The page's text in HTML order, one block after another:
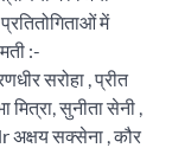
में
:-
सरोहा , प्रीत
सुनीता सेनी ,
अक्षय सक्सेना , कौर